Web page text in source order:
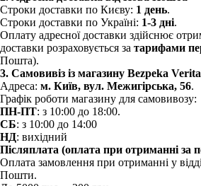
Строки доставки по Києву: 1 день.
Строки доставки по Україні: 1-3 дні.
Оплату адресної доставки здійснює
доставки розраховується за тарифами
Пошта).
3. Самовивіз із магазину Bezpeka
Адреса: м. Київ, вул. Межигірська, 56.
Графік роботи магазину для самовивозу:
ПН-ПТ: з 10:00 до 18:00.
СБ: з 10:00 до 14:00
НД: вихідний
Післяплата (оплата при отриманні за
Оплата замовлення при отриманні у
Пошти.